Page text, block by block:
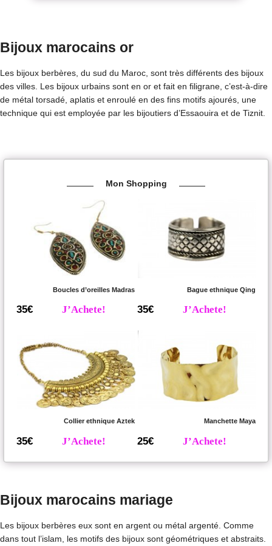
Bijoux marocains or
Les bijoux berbères, du sud du Maroc, sont très différents des bijoux
des villes. Les bijoux urbains sont en or et fait en filigrane, c’est-à-dire
de métal torsadé, aplatis et enroulé en des fins motifs ajourés, une
technique qui est employée par les bijoutiers d’Essaouira et de Tiznit.
Mon Shopping
Boucles d’oreilles Madras
35€ J’Achete!
Bague ethnique Qing
35€ J’Achete!
Collier ethnique Aztek
35€ J’Achete!
Manchette Maya
25€ J’Achete!
Bijoux marocains mariage
Les bijoux berbères eux sont en argent ou métal argenté. Comme
dans tout l’islam, les motifs des bijoux sont géométriques et abstraits.